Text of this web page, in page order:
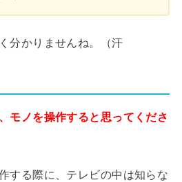
分かりませんね。（汗
モノを操作すると思ってくださ
する際に、テレビの中は知らな